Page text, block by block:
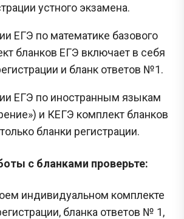
устного экзамена.
ЕГЭ по математике базового
бланков ЕГЭ включает в себя
и бланк ответов №1.
ЕГЭ по иностранным языкам
и КЕГЭ комплект бланков
бланки регистрации.
с бланками проверьте:
индивидуальном комплекте
бланка ответов № 1,